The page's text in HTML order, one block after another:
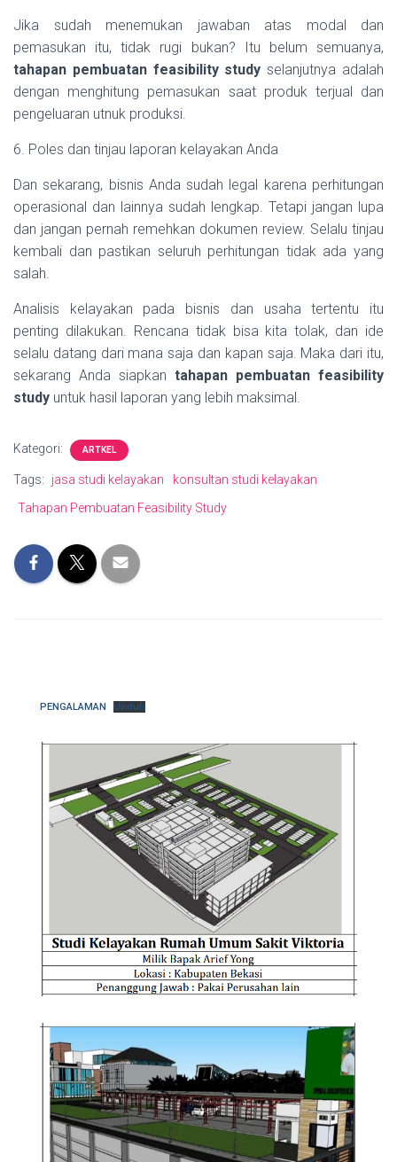
Jika sudah menemukan jawaban atas modal dan
pemasukan itu, tidak rugi bukan? Itu belum semuanya,
tahapan pembuatan feasibility study selanjutnya adalah
dengan menghitung pemasukan saat produk terjual dan
pengeluaran utnuk produksi.
6. Poles dan tinjau laporan kelayakan Anda
Dan sekarang, bisnis Anda sudah legal karena perhitungan
operasional dan lainnya sudah lengkap. Tetapi jangan lupa
dan jangan pernah remehkan dokumen review. Selalu tinjau
kembali dan pastikan seluruh perhitungan tidak ada yang
salah.
Analisis kelayakan pada bisnis dan usaha tertentu itu
penting dilakukan. Rencana tidak bisa kita tolak, dan ide
selalu datang dari mana saja dan kapan saja. Maka dari itu,
sekarang Anda siapkan tahapan pembuatan feasibility
study untuk hasil laporan yang lebih maksimal.
Kategori: ARTKEL
Tags: jasa studi kelayakan
konsultan studi kelayakan
Tahapan Pembuatan Feasibility Study
PENGALAMAN Unduh